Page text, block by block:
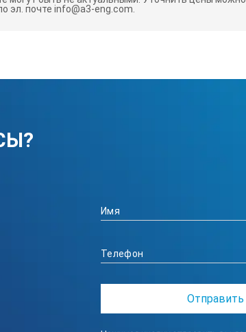
ручной/электростартер
эл. почте info@a3-eng.com.